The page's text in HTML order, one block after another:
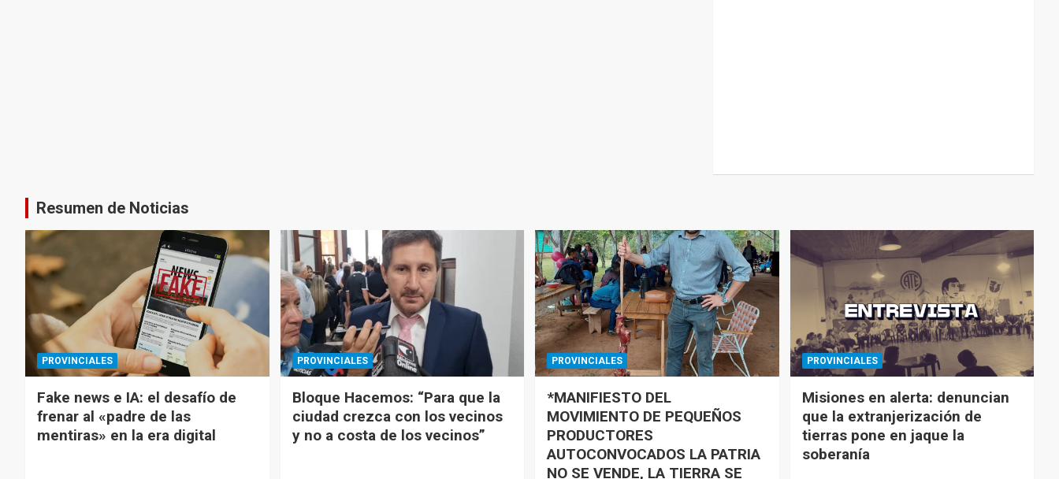
Resumen de Noticias
PROVINCIALES
Fake news e IA: el desafío de
frenar al «padre de las
mentiras» en la era digital
PROVINCIALES
Bloque Hacemos: “Para que la
ciudad crezca con los vecinos
y no a costa de los vecinos”
PROVINCIALES
*MANIFIESTO DEL
MOVIMIENTO DE PEQUEÑOS
PRODUCTORES
AUTOCONVOCADOS LA PATRIA
NO SE VENDE, LA TIERRA SE
PROVINCIALES
Misiones en alerta: denuncian
que la extranjerización de
tierras pone en jaque la
soberanía